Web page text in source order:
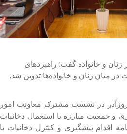
و خانواده گفت: راهبردهای
میان زنان و خانواده‌ها تدوین شد.
در نشست مشترک معاونت امور
و جمعیت مبارزه با استعمال دخانیات
اقدام پیشگیری و کنترل دخانیات با